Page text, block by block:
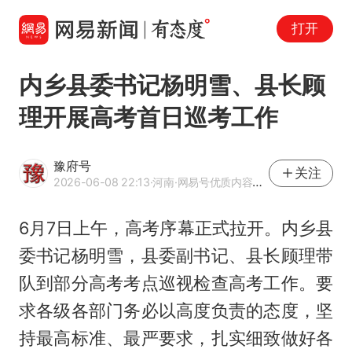
打开
内乡县委书记杨明雪、县长顾
理开展高考首日巡考工作
豫府号
2026-06-08 22:13·河南·网易号优质内容创作者
关注
6月7日上午，高考序幕正式拉开。内乡县
委书记杨明雪，县委副书记、县长顾理带
队到部分高考考点巡视检查高考工作。要
求各级各部门务必以高度负责的态度，坚
持最高标准、最严要求，扎实细致做好各